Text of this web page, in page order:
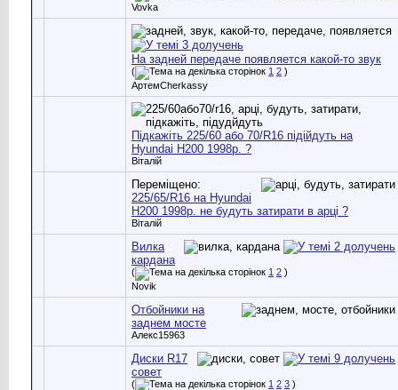
Vovka
На задней передаче появляется какой-то звук
( 1 2 )
АртемCherkassy
Підкажіть 225/60 або 70/R16 підійдуть на
Hyundai H200 1998р. ?
Віталій
Переміщено:
225/65/R16 на Hyundai
H200 1998р. не будуть затирати в арці ?
Віталій
Вилка
кардана
( 1 2 )
Novik
Отбойники на
заднем мосте
Алекс15963
Диски R17
совет
( 1 2 3 )